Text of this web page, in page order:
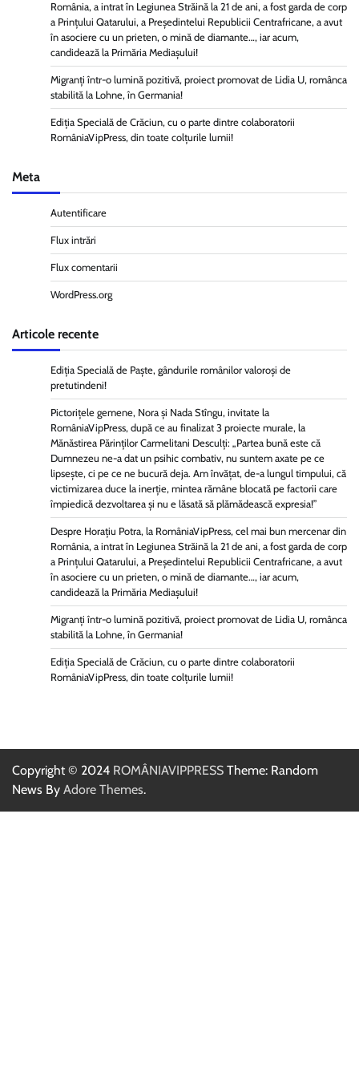
România, a intrat în Legiunea Străină la 21 de ani, a fost garda de corp
a Prințului Qatarului, a Președintelui Republicii Centrafricane, a avut
în asociere cu un prieten, o mină de diamante…, iar acum,
candidează la Primăria Mediașului!
Migranți într-o lumină pozitivă, proiect promovat de Lidia U, românca
stabilită la Lohne, în Germania!
Ediția Specială de Crăciun, cu o parte dintre colaboratorii
RomâniaVipPress, din toate colțurile lumii!
Meta
Autentificare
Flux intrări
Flux comentarii
WordPress.org
Articole recente
Ediția Specială de Paște, gândurile românilor valoroși de
pretutindeni!
Pictorițele gemene, Nora și Nada Stîngu, invitate la
RomâniaVipPress, după ce au finalizat 3 proiecte murale, la
Mănăstirea Părinților Carmelitani Desculți: „Partea bună este că
Dumnezeu ne-a dat un psihic combativ, nu suntem axate pe ce
lipsește, ci pe ce ne bucură deja. Am învățat, de-a lungul timpului, că
victimizarea duce la inerție, mintea rămâne blocată pe factorii care
împiedică dezvoltarea și nu e lăsată să plămădească expresia!”
Despre Horațiu Potra, la RomâniaVipPress, cel mai bun mercenar din
România, a intrat în Legiunea Străină la 21 de ani, a fost garda de corp
a Prințului Qatarului, a Președintelui Republicii Centrafricane, a avut
în asociere cu un prieten, o mină de diamante…, iar acum,
candidează la Primăria Mediașului!
Migranți într-o lumină pozitivă, proiect promovat de Lidia U, românca
stabilită la Lohne, în Germania!
Ediția Specială de Crăciun, cu o parte dintre colaboratorii
RomâniaVipPress, din toate colțurile lumii!
Copyright © 2024 ROMÂNIAVIPPRESS Theme: Random
News By Adore Themes.